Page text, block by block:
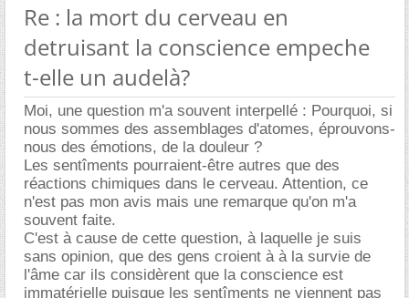
Re : la mort du cerveau en
detruisant la conscience empeche
t-elle un audelà?
Moi, une question m'a souvent interpellé : Pourquoi, si
nous sommes des assemblages d'atomes, éprouvons-
nous des émotions, de la douleur ?
Les sentîments pourraient-être autres que des
réactions chimiques dans le cerveau. Attention, ce
n'est pas mon avis mais une remarque qu'on m'a
souvent faite.
C'est à cause de cette question, à laquelle je suis
sans opinion, que des gens croient à à la survie de
l'âme car ils considèrent que la conscience est
immatérielle puisque les sentîments ne viennent pas